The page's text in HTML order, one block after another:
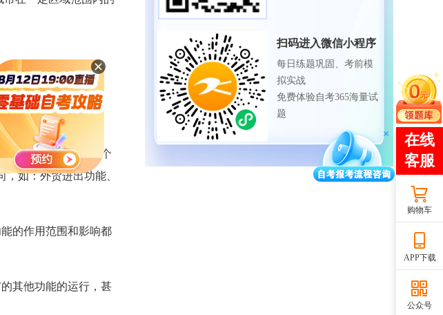
市与乡村的界限。
，表明的是城市的个
如：外贸进出功能、
的作用范围和影响都
其他功能的运行，甚
扫码进入微信小程序
每日练题巩固、考前模
拟实战
免费体验自考365海量试
题
购物车
APP下载
公众号